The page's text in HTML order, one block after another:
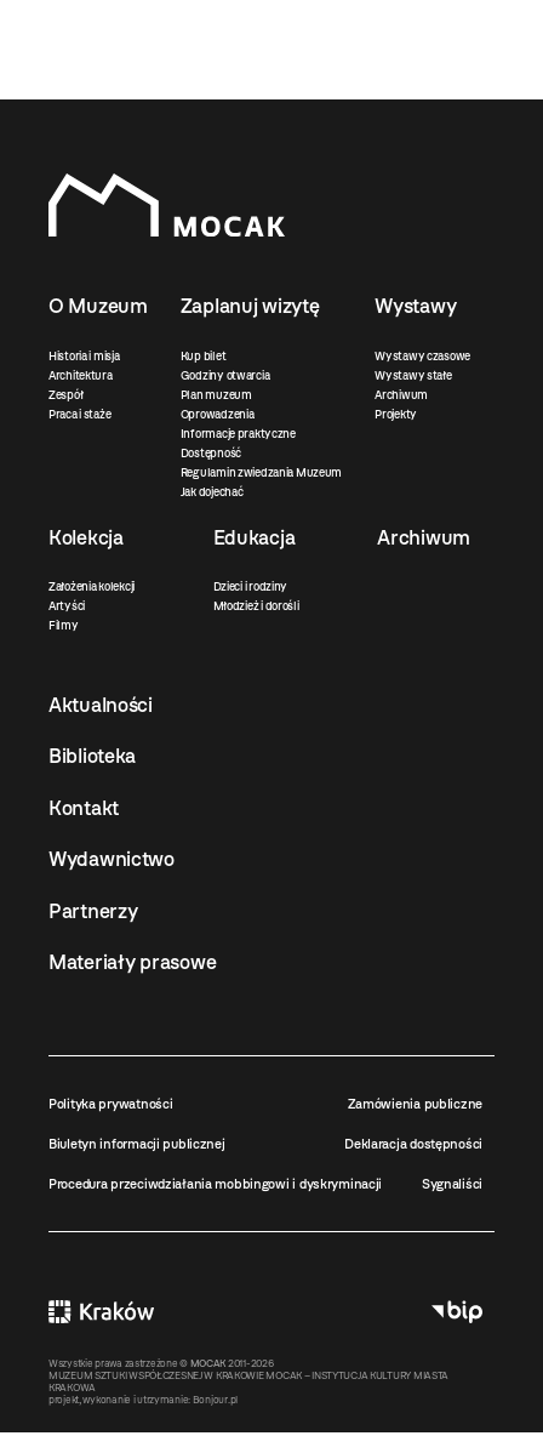
O Muzeum
Historia i misja
Architektura
Zespół
Praca i staże
Zaplanuj wizytę
Kup bilet
Godziny otwarcia
Plan muzeum
Oprowadzenia
Informacje praktyczne
Dostępność
Regulamin zwiedzania Muzeum
Jak dojechać
Wystawy
Wystawy czasowe
Wystawy stałe
Archiwum
Projekty
Kolekcja
Założenia kolekcji
Artyści
Filmy
Edukacja
Dzieci i rodziny
Młodzież i dorośli
Archiwum
Aktualności
Biblioteka
Kontakt
Wydawnictwo
Partnerzy
Materiały prasowe
Polityka prywatności Zamówienia publiczne
Biuletyn informacji publicznej Deklaracja dostępności
Procedura przeciwdziałania mobbingowi i dyskryminacji Sygnaliści
Wszystkie prawa zastrzeżone © MOCAK 2011-2026
MUZEUM SZTUKI WSPÓŁCZESNEJ W KRAKOWIE MOCAK – INSTYTUCJA KULTURY MIASTA
KRAKOWA
projekt, wykonanie i utrzymanie: Bonjour.pl